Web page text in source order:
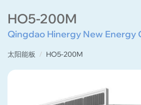
HO5-200M
Qingdao Hinergy New Energy
太阳能板 HO5-200M